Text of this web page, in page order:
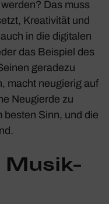
Das muss
Krea­ti­vität und
in die digi­talen
das Beispiel des
gera­dezu
macht neugierig auf
Neugierde zu
besten Sinn, und die
Musik­